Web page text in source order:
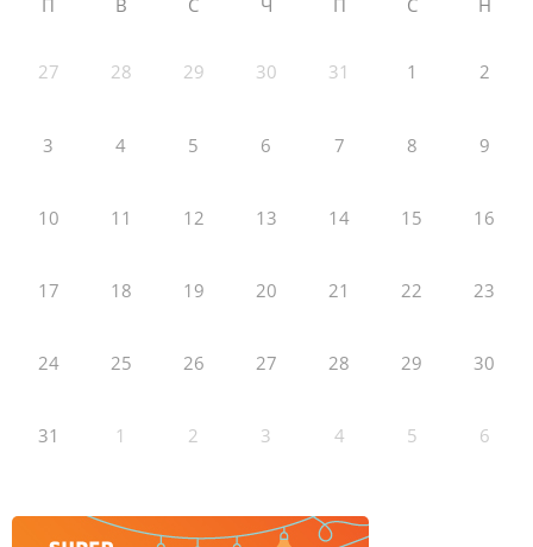
27 28 29 30 31 1 2
3 4 5 6 7 8 9
10 11 12 13 14 15 16
17 18 19 20 21 22 23
24 25 26 27 28 29 30
31 1 2 3 4 5 6